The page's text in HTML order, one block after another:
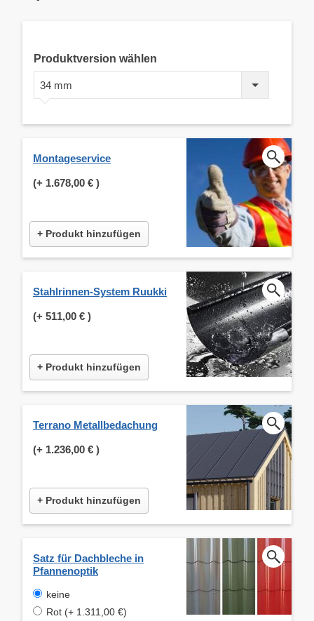
Produktversion wählen
34 mm
Montageservice
(+ 1.678,00 € )
+ Produkt hinzufügen
Stahlrinnen-System Ruukki
(+ 511,00 € )
+ Produkt hinzufügen
Terrano Metallbedachung
(+ 1.236,00 € )
+ Produkt hinzufügen
Satz für Dachbleche in
Pfannenoptik
keine
Rot (+ 1.311,00 €)